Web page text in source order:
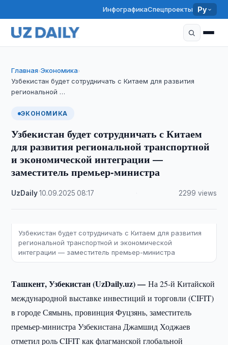
ИнфографикаСпецпроекты Ру
Главная›Экономика›
Узбекистан будет сотрудничать с Китаем для развития
региональной …
ЭКОНОМИКА
Узбекистан будет сотрудничать с Китаем
для развития региональной транспортной
и экономической интеграции —
заместитель премьер-министра
UzDaily·10.09.2025 ·08:17 2299 views
Узбекистан будет сотрудничать с Китаем для развития
региональной транспортной и экономической
интеграции — заместитель премьер-министра
Ташкент, Узбекистан (UzDaily.uz) —На 25-й Китайской
международной выставке инвестиций и торговли (CIFIT)
в городе Сямынь, провинция Фуцзянь, заместитель
премьер-министра Узбекистана Джамшид Ходжаев
отметил роль CIFIT как флагманской глобальной